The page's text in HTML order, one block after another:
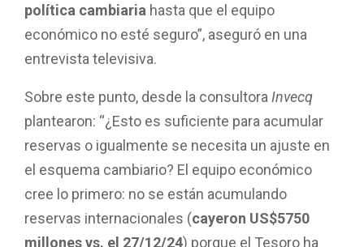
política cambiaria hasta que el equipo
económico no esté seguro”, aseguró en una
entrevista televisiva.
Sobre este punto, desde la consultora Invecq
plantearon: “¿Esto es suficiente para acumular
reservas o igualmente se necesita un ajuste en
el esquema cambiario? El equipo económico
cree lo primero: no se están acumulando
reservas internacionales (cayeron US$5750
millones vs. el 27/12/24) porque el Tesoro ha